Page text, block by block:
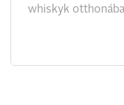
whiskyk